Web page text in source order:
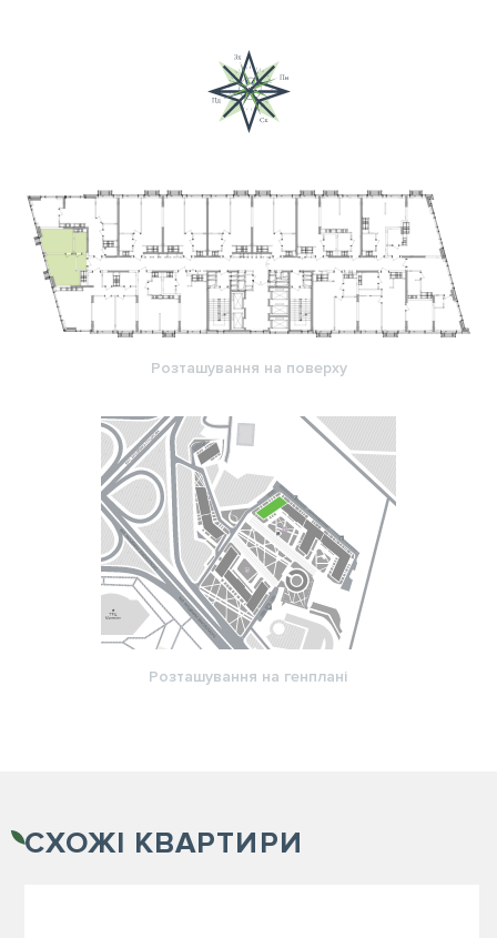
Розташування на поверху
Розташування на генплані
СХОЖІ КВАРТИРИ